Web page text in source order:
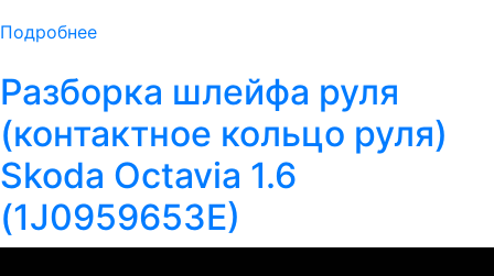
Подробнее
Разборка шлейфа руля
(контактное кольцо руля)
Skoda Octavia 1.6
(1J0959653E)